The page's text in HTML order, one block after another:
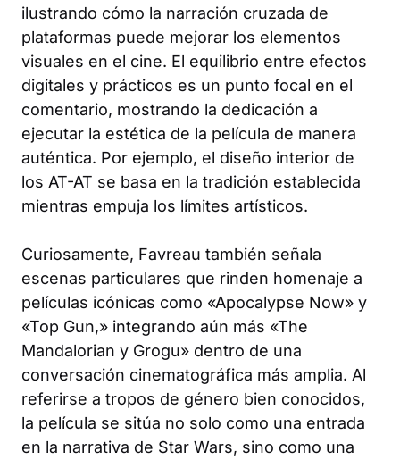
ilustrando cómo la narración cruzada de
plataformas puede mejorar los elementos
visuales en el cine. El equilibrio entre efectos
digitales y prácticos es un punto focal en el
comentario, mostrando la dedicación a
ejecutar la estética de la película de manera
auténtica. Por ejemplo, el diseño interior de
los AT-AT se basa en la tradición establecida
mientras empuja los límites artísticos.
Curiosamente, Favreau también señala
escenas particulares que rinden homenaje a
películas icónicas como «Apocalypse Now» y
«Top Gun,» integrando aún más «The
Mandalorian y Grogu» dentro de una
conversación cinematográfica más amplia. Al
referirse a tropos de género bien conocidos,
la película se sitúa no solo como una entrada
en la narrativa de Star Wars, sino como una